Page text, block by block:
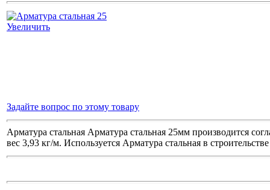
Увеличить
Задайте вопрос по этому товару
Арматура стальная Арматура стальная 25мм производится
вес 3,93 кг/м. Используется Арматура стальная в